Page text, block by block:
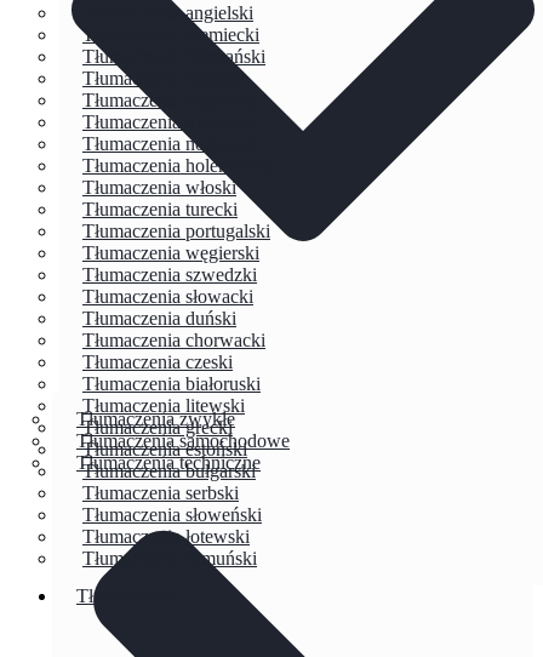
Tłumaczenia zwykłe
Tłumaczenia samochodowe
Tłumaczenia techniczne
Tłumaczenia angielski
Tłumaczenia niemiecki
Tłumaczenia hiszpański
Tłumaczenia rosyjski
Tłumaczenia francuski
Tłumaczenia ukraiński
Tłumaczenia norweski
Tłumaczenia holenderski
Tłumaczenia włoski
Tłumaczenia turecki
Tłumaczenia portugalski
Tłumaczenia węgierski
Tłumaczenia szwedzki
Tłumaczenia słowacki
Tłumaczenia duński
Tłumaczenia chorwacki
Tłumaczenia czeski
Tłumaczenia białoruski
Tłumaczenia litewski
Tłumaczenia grecki
Tłumaczenia estoński
Tłumaczenia bułgarski
Tłumaczenia serbski
Tłumaczenia słoweński
Tłumaczenia łotewski
Tłumaczenia rumuński
Tłumaczenia